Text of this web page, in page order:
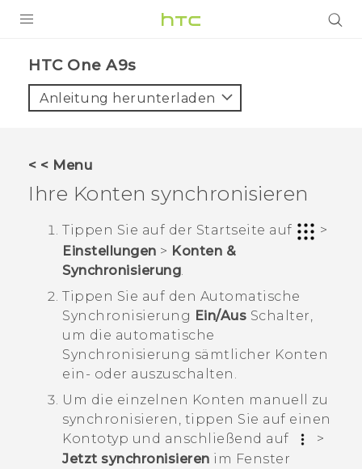
VIVE
UNTERSTÜTZUNG
HTC-Geräte und Zubehör
Anmelden
HTC One A9s‎
Anleitung herunterladen
< < Menu
Ihre Konten synchronisieren
Tippen Sie auf der Startseite auf
>
Einstellungen > Konten &
Synchronisierung
Tippen Sie auf den Automatische
Synchronisierung Ein/Aus Schalter,
um die automatische
Synchronisierung sämtlicher Konten
ein- oder auszuschalten.
Um die einzelnen Konten manuell zu
synchronisieren, tippen Sie auf einen
Kontotyp und anschließend auf
>
Jetzt synchronisieren im Fenster